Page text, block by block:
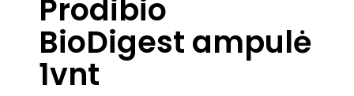
Prodibio
BioDigest ampulė
1vnt